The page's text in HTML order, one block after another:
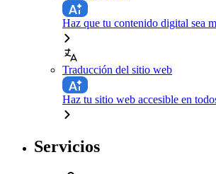
Haz que tu contenido digital sea
Traducción del sitio web
Haz tu sitio web accesible en
Servicios